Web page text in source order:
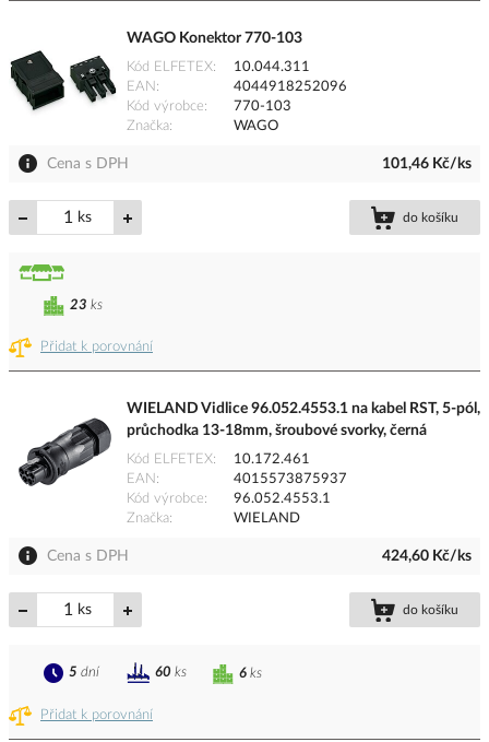
WAGO Konektor 770-103
Kód ELFETEX
10.044.311
EAN
4044918252096
Kód výrobce
770-103
Značka
WAGO
Cena s DPH 101,46 Kč/ks
ks do košíku
Přidat k porovnání
23 ks
WIELAND Vidlice 96.052.4553.1 na kabel RST, 5-pól,
průchodka 13-18mm, šroubové svorky, černá
Kód ELFETEX
10.172.461
EAN
4015573875937
Kód výrobce
96.052.4553.1
Značka
WIELAND
Cena s DPH 424,60 Kč/ks
ks do košíku
Přidat k porovnání
6 ks
5 dní 60 ks